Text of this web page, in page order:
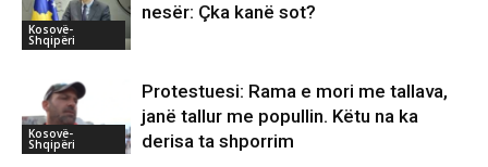
Kosovë-
Shqipëri
nesër: Çka kanë sot?
Kosovë-
Shqipëri
Protestuesi: Rama e mori me tallava,
janë tallur me popullin. Këtu na ka
derisa ta shporrim